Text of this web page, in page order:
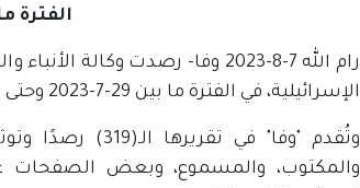
الفترة ما بين 29-7-
رام الله 7-8-2023 وفا- رصدت
الإسرائيلية، في الفترة ما بين 29-7-2023 وحتى 5-8-2023.
وتُقدم "وفا" في
والمكتوب، والمسموع، وبعض الصفحات